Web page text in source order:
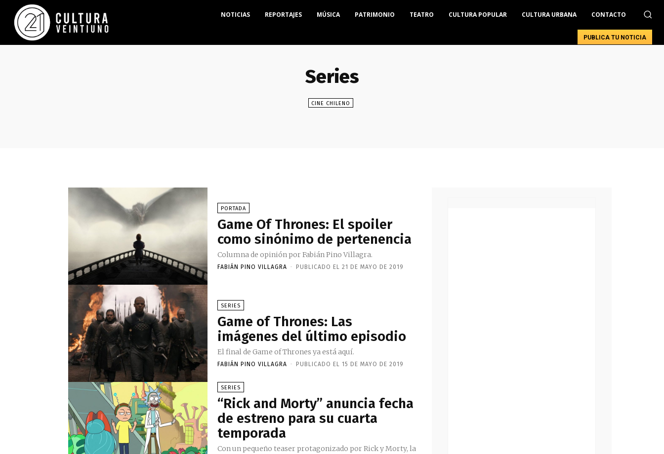
NOTICIAS REPORTAJES MÚSICA PATRIMONIO TEATRO CULTURA POPULAR CULTURA URBANA CONTACTO
PUBLICA TU NOTICIA
Series
CINE CHILENO
PORTADA
Game Of Thrones: El spoiler
como sinónimo de pertenencia
Columna de opinión por Fabián Pino Villagra.
FABIÁN PINO VILLAGRA - PUBLICADO EL 21 DE MAYO DE 2019
SERIES
Game of Thrones: Las
imágenes del último episodio
El final de Game of Thrones ya está aquí.
FABIÁN PINO VILLAGRA - PUBLICADO EL 15 DE MAYO DE 2019
SERIES
“Rick and Morty” anuncia fecha
de estreno para su cuarta
temporada
Con un pequeño teaser protagonizado por Rick y Morty, la